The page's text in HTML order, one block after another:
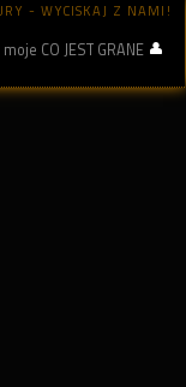
- WYCISKAJ Z NAMI!
moje CO JEST GRANE